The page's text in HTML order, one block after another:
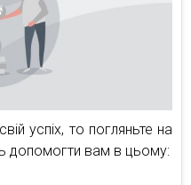
успіх, то погляньте на
допомогти вам в цьому: